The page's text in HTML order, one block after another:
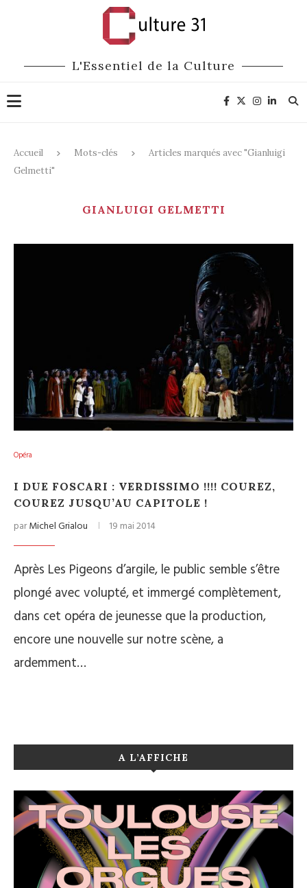
L'Essentiel de la Culture
Accueil Mots-clés
Articles marqués avec "Gianluigi
Gelmetti"
GIANLUIGI GELMETTI
Opéra
I DUE FOSCARI : VERDISSIMO !!!! COUREZ,
COUREZ JUSQU’AU CAPITOLE !
parMichel Grialou 19 mai 2014
Après Les Pigeons d’argile, le public semble s’être
plongé avec volupté, et immergé complètement,
dans cet opéra de jeunesse que la production,
encore une nouvelle sur notre scène, a
ardemment…
A L’AFFICHE